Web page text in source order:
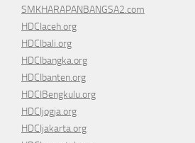
SMKHARAPANBANGSA2.com
HDCIaceh.org
HDCIbali.org
HDCIbangka.org
HDCIbanten.org
HDCIBengkulu.org
HDCIjogja.org
HDCIjakarta.org